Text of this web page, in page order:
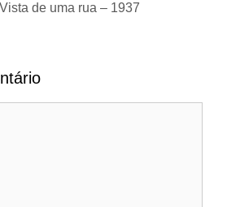
de uma rua – 1937